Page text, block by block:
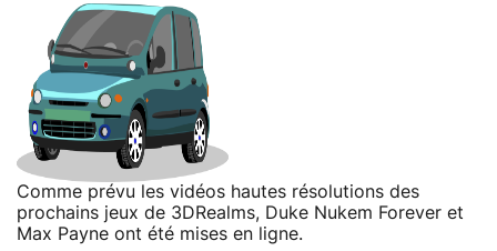
Comme prévu les vidéos hautes résolutions des
prochains jeux de 3DRealms, Duke Nukem Forever et
Max Payne ont été mises en ligne.